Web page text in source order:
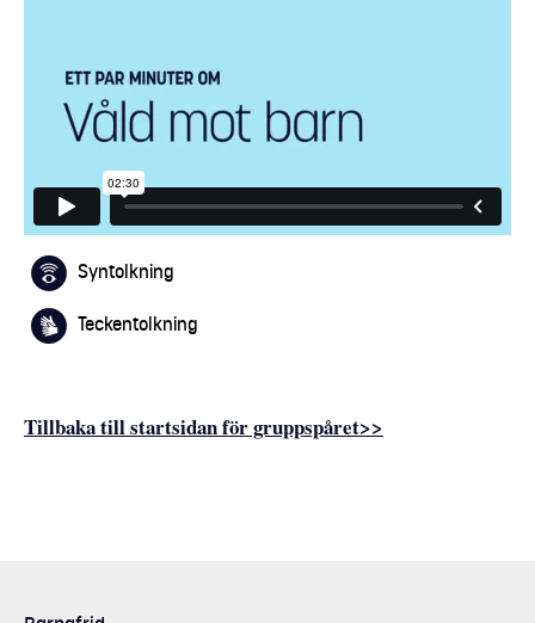
Syntolkning
Teckentolkning
Tillbaka till startsidan för gruppspåret>>